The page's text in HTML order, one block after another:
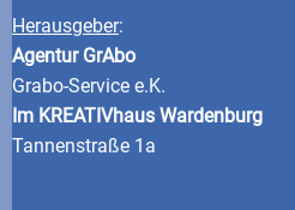
Herausgeber:
Agentur GrAbo
Grabo-Service e.K.
Im KREATIVhaus Wardenburg
Tannenstraße 1a